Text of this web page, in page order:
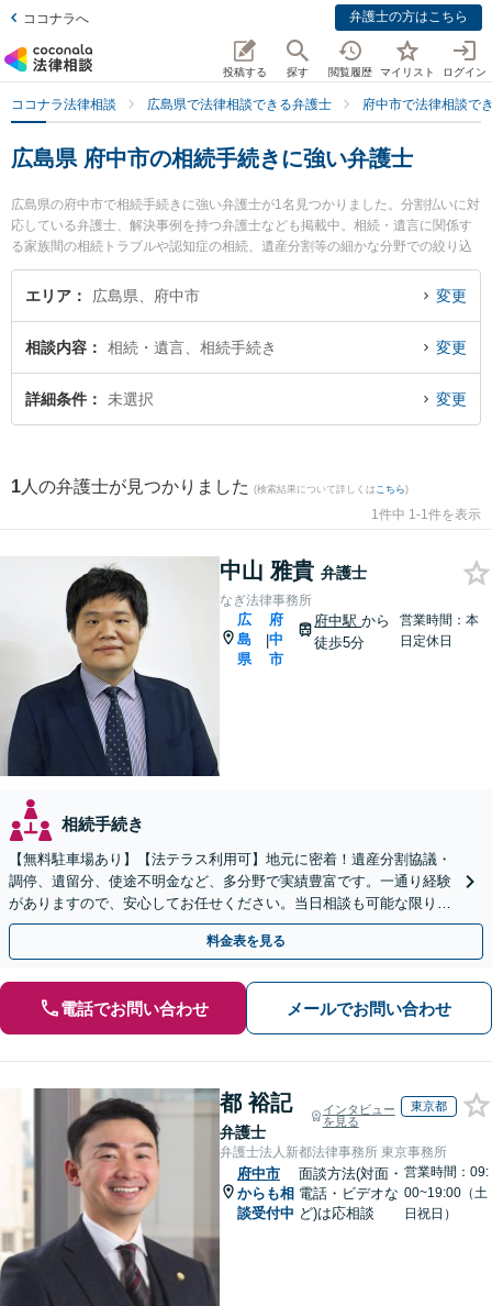
ココナラへ 弁護士の方はこちら
投稿する 探す 閲覧履歴 マイリスト ログイン
ココナラ法律相談 広島県で法律相談できる弁護士 府中市で法律相談で
広島県 府中市の相続手続きに強い弁護士
広島県の府中市で相続手続きに強い弁護士が1名見つかりました。分割払いに対
応している弁護士、解決事例を持つ弁護士なども掲載中。相続・遺言に関係す
る家族間の相続トラブルや認知症の相続、遺産分割等の細かな分野での絞り込
み検索もでき便利です。特になぎ法律事務所の中山 雅貴弁護士のプロフィール
情報や弁護士費用、強みなどが注目されています。『府中市で土日や夜間に発
手続きを法律相談できる府中市内の弁護士に相談予約したい』などでお困りの
相談者さんにおすすめです。
エリア 広島県、府中市 変更
相談内容 相続・遺言、相続手続き 変更
詳細条件 未選択 変更
1 人の弁護士が見つかりました (検索結果について詳しくは こちら)
1件中 1-1件を表示
中山 雅貴 弁護士
なぎ法律事務所
広
島
県
|
府
中
市
府中駅から
徒歩5分
営業時間：本
日定休日
相続手続き
【無料駐車場あり】【法テラス利用可】地元に密着！遺産分割協議・
調停、遺留分、使途不明金など、多分野で実績豊富です。一通り経験
がありますので、安心してお任せください。当日相談も可能な限り対
応します。悩まずお早めにご相談ください【出張相談対応】
料金表を見る
電話でお問い合わせ メールでお問い合わせ
都 裕記
弁護士
インタビュー
を見る
東京都
弁護士法人新都法律事務所 東京事務所
府中市
からも相
談受付中
面談方法(対面・
電話・ビデオな
ど)は応相談
営業時間：09:
00~19:00（土
日祝日）